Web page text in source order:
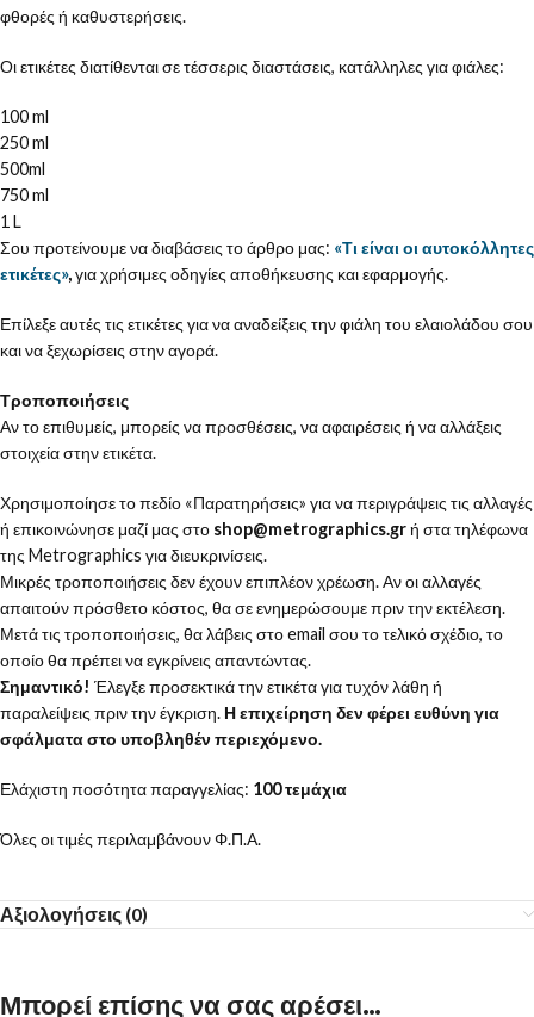
φθορές ή καθυστερήσεις.
Οι ετικέτες διατίθενται σε τέσσερις διαστάσεις, κατάλληλες για φιάλες:
100 ml
250 ml
500ml
750 ml
1 L
Σου προτείνουμε να διαβάσεις το άρθρο μας: «Τι είναι οι αυτοκόλλητες
ετικέτες»,για χρήσιμες οδηγίες αποθήκευσης και εφαρμογής.
Επίλεξε αυτές τις ετικέτες για να αναδείξεις την φιάλη του ελαιολάδου σου
και να ξεχωρίσεις στην αγορά.
Τροποποιήσεις
Αν το επιθυμείς, μπορείς να προσθέσεις, να αφαιρέσεις ή να αλλάξεις
στοιχεία στην ετικέτα.
Χρησιμοποίησε το πεδίο «Παρατηρήσεις» για να περιγράψεις τις αλλαγές
ή επικοινώνησε μαζί μας στο shop@metrographics.grή στα τηλέφωνα
της Metrographics για διευκρινίσεις.
Μικρές τροποποιήσεις δεν έχουν επιπλέον χρέωση. Αν οι αλλαγές
απαιτούν πρόσθετο κόστος, θα σε ενημερώσουμε πριν την εκτέλεση.
Μετά τις τροποποιήσεις, θα λάβεις στο email σου το τελικό σχέδιο, το
οποίο θα πρέπει να εγκρίνεις απαντώντας.
Σημαντικό! Έλεγξε προσεκτικά την ετικέτα για τυχόν λάθη ή
παραλείψεις πριν την έγκριση. Η επιχείρηση δεν φέρει ευθύνη για
σφάλματα στο υποβληθέν περιεχόμενο.
Ελάχιστη ποσότητα παραγγελίας: 100 τεμάχια
Όλες οι τιμές περιλαμβάνουν Φ.Π.Α.
Αξιολογήσεις (0)
Μπορεί επίσης να σας αρέσει…